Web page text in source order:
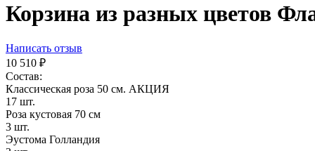
Корзина из разных цветов
Написать отзыв
10 510 ₽
Состав:
Классическая роза 50 см. АКЦИЯ
17 шт.
Роза кустовая 70 см
3 шт.
Эустома Голландия